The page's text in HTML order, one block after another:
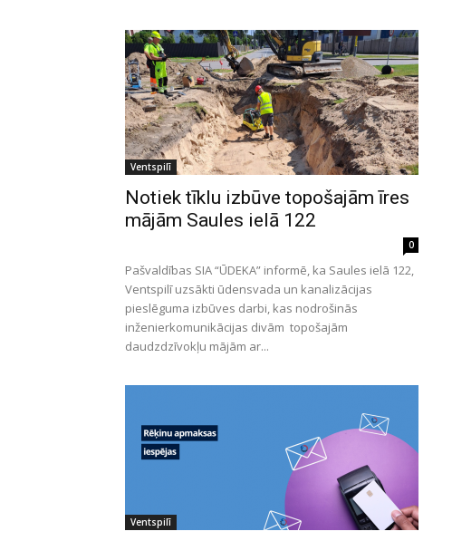
Ventspilī
Notiek tīklu izbūve topošajām īres
mājām Saules ielā 122
0
Pašvaldības SIA “ŪDEKA” informē, ka Saules ielā 122,
Ventspilī uzsākti ūdensvada un kanalizācijas
pieslēguma izbūves darbi, kas nodrošinās
inženierkomunikācijas divām topošajām
daudzdzīvokļu mājām ar...
Ventspilī